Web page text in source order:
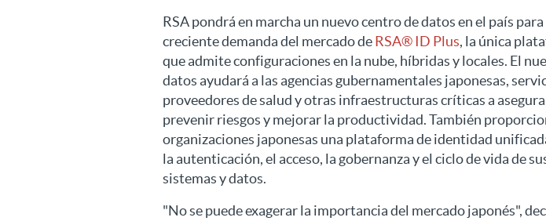
RSA pondrá en marcha un nuevo centro de datos en el país
creciente demanda del mercado deRSA® ID Plus, la única
que admite configuraciones en la nube, híbridas y locales. El
datos ayudará a las agencias gubernamentales japonesas,
proveedores de salud y otras infraestructuras críticas a
prevenir riesgos y mejorar la productividad. También
organizaciones japonesas una plataforma de identidad
la autenticación, el acceso, la gobernanza y el ciclo de vida de
sistemas y datos.
"No se puede exagerar la importancia del mercado japonés",